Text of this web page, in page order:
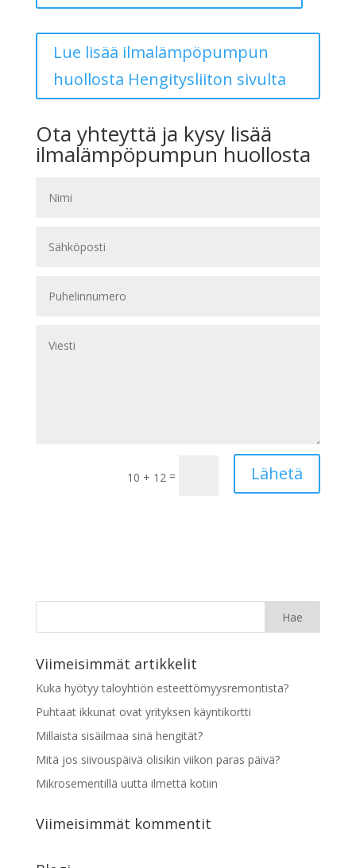
Lue lisää ilmalämpöpumpun
huollosta Hengitysliiton sivulta
Ota yhteyttä ja kysy lisää
ilmalämpöpumpun huollosta
10 + 12 = Lähetä
Viimeisimmät artikkelit
Kuka hyötyy taloyhtiön esteettömyysremontista?
Puhtaat ikkunat ovat yrityksen käyntikortti
Millaista sisäilmaa sinä hengität?
Mitä jos siivouspäivä olisikin viikon paras päivä?
Mikrosementillä uutta ilmettä kotiin
Viimeisimmät kommentit